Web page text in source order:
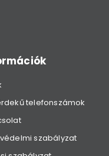
telefonszámok
szabályzat